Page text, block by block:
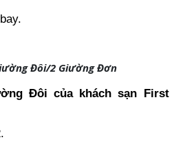
Đôi/2 Giường Đơn
Đôi của khách sạn First